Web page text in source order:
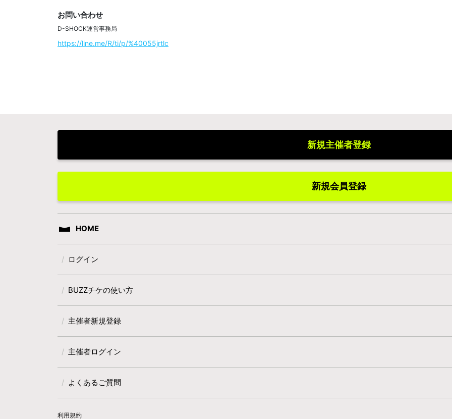
お問い合わせ
D-SHOCK運営事務局
https://line.me/R/ti/p/%40055jrtlc
新規主催者登録
新規会員登録
HOME
ログイン
BUZZチケの使い方
主催者新規登録
主催者ログイン
よくあるご質問
利用規約